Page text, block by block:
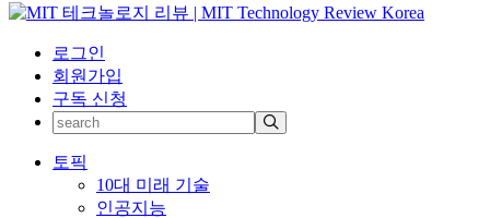
로그인
회원가입
구독 신청
토픽
10대 미래 기술
인공지능